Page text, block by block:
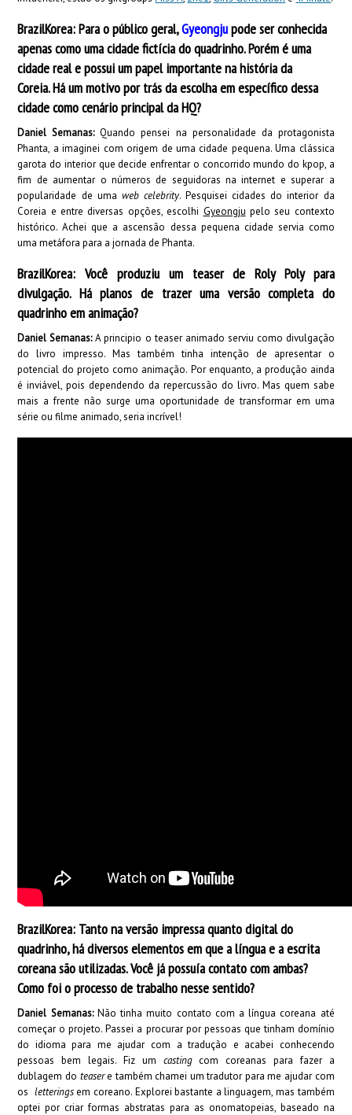
BrazilKorea: Para o público geral,Gyeongjupode ser conhecida
apenas como uma cidade fictícia do quadrinho. Porém é uma
cidade real e possui um papel importante na história da
Coreia. Há um motivo por trás da escolha em específico dessa
cidade como cenário principal da HQ?
Daniel Semanas:Quando pensei na personalidade da protagonista
Phanta, a imaginei com origem de uma cidade pequena. Uma clássica
garota do interior que decide enfrentar o concorrido mundo do kpop, a
fim de aumentar o números de seguidoras na internet e superar a
popularidade de uma web celebrity. Pesquisei cidades do interior da
Coreia e entre diversas opções, escolhi Gyeongju pelo seu contexto
histórico. Achei que a ascensão dessa pequena cidade servia como
uma metáfora para a jornada de Phanta.
BrazilKorea: Você produziu um teaser de Roly Poly para
divulgação. Há planos de trazer uma versãocompleta do
quadrinho em animação?
Daniel Semanas:A principio o teaser animado serviu como divulgação
do livro impresso. Mas também tinha intenção de apresentar o
potencial do projeto como animação. Por enquanto, a produção ainda
é inviável, pois dependendo da repercussão do livro. Mas quem sabe
mais a frente não surge uma oportunidade de transformar em uma
série ou filme animado, seria incrível!
BrazilKorea: Tanto na versão impressa quanto digital do
quadrinho, há diversos elementos em que a língua e a escrita
coreana são utilizadas. Você já possuía contato com ambas?
Como foi o processo de trabalho nesse sentido?
Daniel Semanas:Não tinha muito contato com a língua coreana até
começar o projeto. Passei a procurar por pessoas que tinham domínio
do idioma para me ajudar com a tradução e acabei conhecendo
pessoas bem legais. Fiz um castingcom coreanas para fazer a
dublagem do teasere também chamei um tradutor para me ajudar com
os letteringsem coreano. Explorei bastante a linguagem, mas também
optei por criar formas abstratas para as onomatopeias, baseado na